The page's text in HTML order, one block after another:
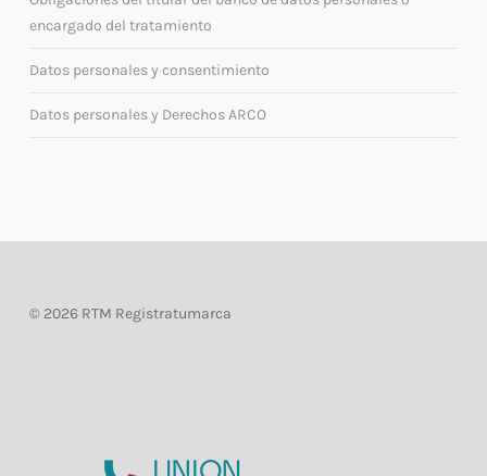
encargado del tratamiento
Datos personales y consentimiento
Datos personales y Derechos ARCO
© 2026 RTM Registratumarca